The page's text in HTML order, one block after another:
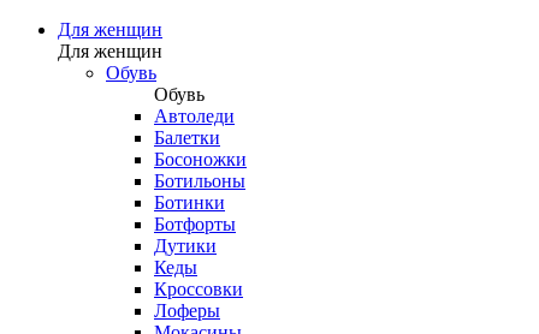
Для женщин
Для женщин
Обувь
Обувь
Автоледи
Балетки
Босоножки
Ботильоны
Ботинки
Ботфорты
Дутики
Кеды
Кроссовки
Лоферы